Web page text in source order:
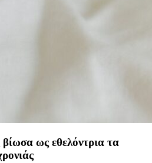
ως εθελόντρια τα